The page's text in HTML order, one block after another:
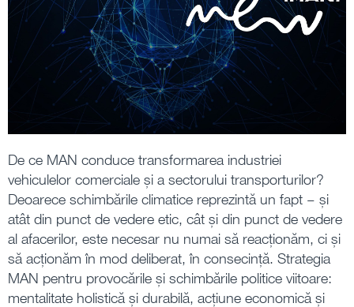
De ce MAN conduce transformarea industriei
vehiculelor comerciale și a sectorului transporturilor?
Deoarece schimbările climatice reprezintă un fapt – și
atât din punct de vedere etic, cât și din punct de vedere
al afacerilor, este necesar nu numai să reacționăm, ci și
să acționăm în mod deliberat, în consecință. Strategia
MAN pentru provocările și schimbările politice viitoare:
mentalitate holistică și durabilă, acțiune economică și